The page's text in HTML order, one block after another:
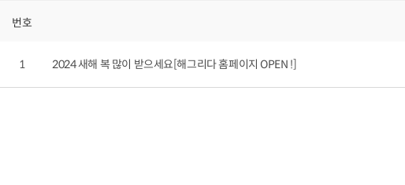
번호
1 2024 새해 복 많이 받으세요[해그리다 홈페이지 OPEN !]